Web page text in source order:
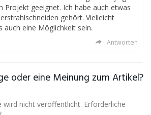
Projekt geeignet. Ich habe auch etwas
gehört. Vielleicht
auch eine Möglichkeit sein.
Antworten
oder eine Meinung zum Artikel?
wird nicht veröffentlicht. Erforderliche